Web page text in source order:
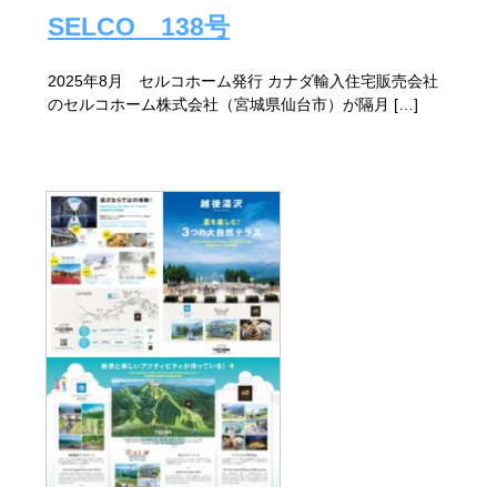
SELCO 138号
2025年8月 セルコホーム発行 カナダ輸入住宅販売会社
のセルコホーム株式会社（宮城県仙台市）が隔月 […]